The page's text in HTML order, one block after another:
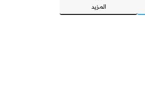
المزيد